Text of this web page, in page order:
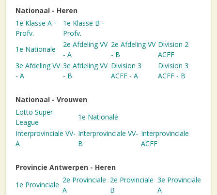
Nationaal - Heren
1e Klasse A -
Profv.
1e Klasse B -
Profv.
1e Nationale
2e Afdeling VV
- A
2e Afdeling VV
- B
Division 2
ACFF
3e Afdeling VV
- A
3e Afdeling VV
- B
Division 3
ACFF - A
Division 3
ACFF - B
Nationaal - Vrouwen
Lotto Super
League
1e Nationale
Interprovinciale VV-
A
Interprovinciale VV-
B
Interprovinciale
ACFF
Provincie Antwerpen - Heren
1e Provinciale
2e Provinciale
A
2e Provinciale
B
3e Provinciale
A